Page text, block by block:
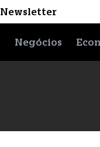
Newsletter
Negócios